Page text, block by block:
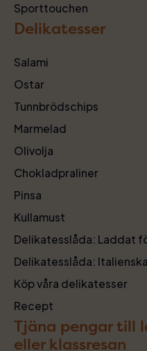
Sporttouchen
Delikatesser
Salami
Ostar
Tunnbrödschips
Marmelad
Olivolja
Chokladpraliner
Pinsa
Kullamust
Delikatesslåda: Laddat
Delikatesslåda:
Köp våra delikatesser
Recept
Tjäna pengar till
eller klassresan